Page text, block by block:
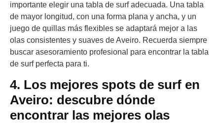
importante elegir una tabla de surf adecuada. Una tabla
de mayor longitud, con una forma plana y ancha, y un
juego de quillas más flexibles se adaptará mejor a las
olas consistentes y suaves de Aveiro. Recuerda siempre
buscar asesoramiento profesional para encontrar la tabla
de surf perfecta para ti.
4. Los mejores spots de surf en
Aveiro: descubre dónde
encontrar las mejores olas